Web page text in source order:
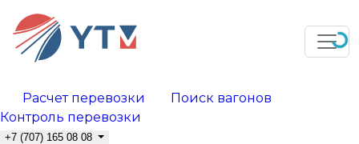
Расчет перевозки
Поиск вагонов
Контроль перевозки
+7 (707) 165 08 08